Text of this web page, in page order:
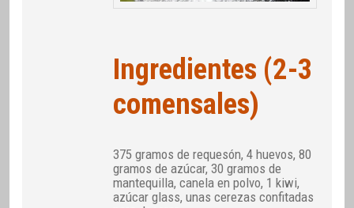
Ingredientes (2-3
comensales)
375 gramos de requesón, 4 huevos, 80
gramos de azúcar, 30 gramos de
mantequilla, canela en polvo, 1 kiwi,
azúcar glass, unas cerezas confitadas